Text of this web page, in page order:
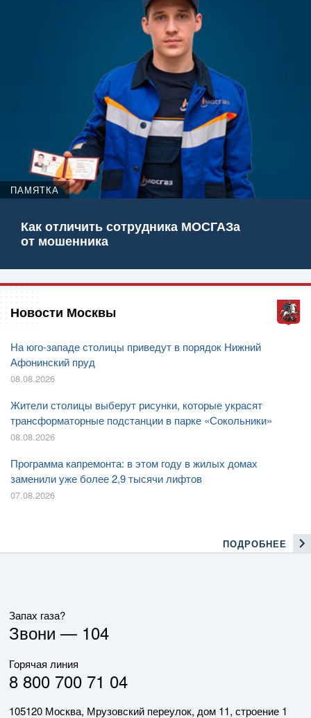
ПАМЯТКА
Как отличить сотрудника МОСГАЗа
от мошенника
Новости Москвы
На юго-западе столицы приведут в порядок Нижний
Афонинский пруд
08.08.2026
Жители столицы выберут рисунки, которые украсят
трансформаторные подстанции в парке «Сокольники»
08.08.2026
Программа капремонта: в этом году в жилых домах
заменили уже более 2,9 тысячи лифтов
07.08.2026
ПОДРОБНЕЕ
Запах газа?
Звони — 104
Горячая линия
8 800 700 71 04
105120 Москва, Мрузовский переулок, дом 11, строение 1